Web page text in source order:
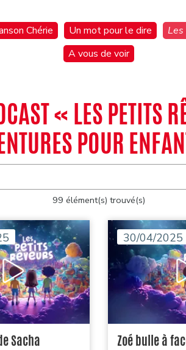
Chérie Un mot pour le dire
A vous de voir
« LES PETITS
POUR
99 élément(s) trouvé(s)
Sacha
30/04/2025
Zoé bulle à